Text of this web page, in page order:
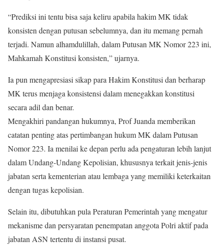
“Prediksi ini tentu bisa saja keliru apabila hakim MK tidak
konsisten dengan putusan sebelumnya, dan itu memang pernah
terjadi. Namun alhamdulillah, dalam Putusan MK Nomor 223 ini,
Mahkamah Konstitusi konsisten,” ujarnya.
Ia pun mengapresiasi sikap para Hakim Konstitusi dan berharap
MK terus menjaga konsistensi dalam menegakkan konstitusi
secara adil dan benar.
Mengakhiri pandangan hukumnya, Prof Juanda memberikan
catatan penting atas pertimbangan hukum MK dalam Putusan
Nomor 223. Ia menilai ke depan perlu ada pengaturan lebih lanjut
dalam Undang-Undang Kepolisian, khususnya terkait jenis-jenis
jabatan serta kementerian atau lembaga yang memiliki keterkaitan
dengan tugas kepolisian.
Selain itu, dibutuhkan pula Peraturan Pemerintah yang mengatur
mekanisme dan persyaratan penempatan anggota Polri aktif pada
jabatan ASN tertentu di instansi pusat.